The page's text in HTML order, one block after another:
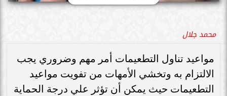
محمد جلال
مواعيد تناول التطعيمات أمر مهم وضروري يجب
الالتزام به وتخشي الأمهات من تفويت مواعيد
التطعيمات حيث يمكن أن تؤثر علي درجة الحماية